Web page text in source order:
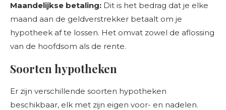
Maandelijkse betaling: Dit is het bedrag dat je elke
maand aan de geldverstrekker betaalt om je
hypotheek af te lossen. Het omvat zowel de aflossing
van de hoofdsom als de rente.
Soorten hypotheken
Er zijn verschillende soorten hypotheken
beschikbaar, elk met zijn eigen voor- en nadelen.